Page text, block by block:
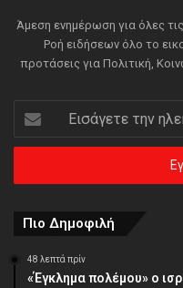
Άμεση ενημέρωση για όλες
Ροή ειδήσεων όλο το
προτάσεις για Πολιτική,
Εισάγετε
την
ηλεκτρονική
διεύθυνση
Πιο Δημοφιλή
48 λεπτά πρίν
«Έγκλημα πολέμου» ο